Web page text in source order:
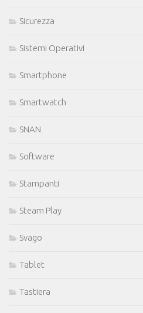
Sicurezza
Sistemi Operativi
Smartphone
Smartwatch
SNAN
Software
Stampanti
Steam Play
Svago
Tablet
Tastiera